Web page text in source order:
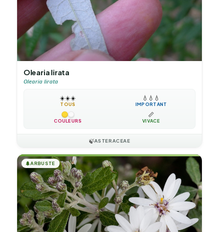
Olearia lirata
Olearia lirata
☀️☀️☀️
TOUS
💧 💧 💧
IMPORTANT
COULEURS
📏
VIVACE
🍃ASTERACEAE
🌲ARBUSTE